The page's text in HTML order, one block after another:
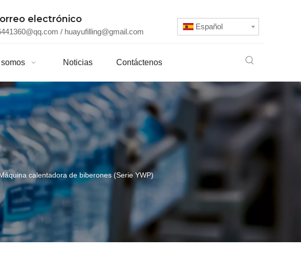
electrónico
/ huayufilling@gmail.com
Español
Noticias Contáctenos
calentadora de biberones (Serie YWP)